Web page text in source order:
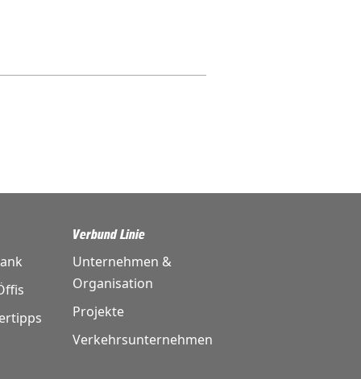
Verbund Linie
Unternehmen &
Organisation
Projekte
Verkehrsunternehmen